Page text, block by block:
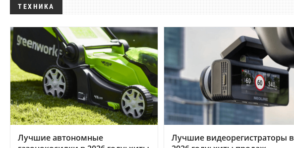
ТЕХНИКА
Лучшие автономные
Лучшие видеорегистраторы в